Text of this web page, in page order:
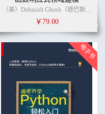
（美）Debasish Ghosh（德巴斯什·戈施）
￥79.00